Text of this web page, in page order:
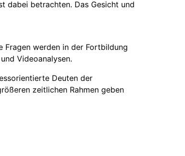
dabei betrachten. Das Gesicht und
Fragen werden in der Fortbildung
Videoanalysen.
Deuten der
zeitlichen Rahmen geben